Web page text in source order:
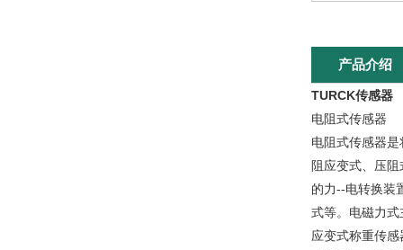
产品介绍
TURCK传感器
电阻式传感器
电阻式传感器
阻应变式、压
的力--电转换装
式等。电磁力
应变式称重传